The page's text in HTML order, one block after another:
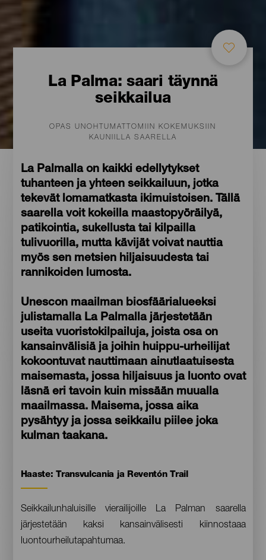
La Palma: saari täynnä
seikkailua
OPAS UNOHTUMATTOMIIN KOKEMUKSIIN
KAUNIILLA SAARELLA
La Palmalla on kaikki edellytykset
tuhanteen ja yhteen seikkailuun, jotka
tekevät lomamatkasta ikimuistoisen. Tällä
saarella voit kokeilla maastopyöräilyä,
patikointia, sukellusta tai kilpailla
tulivuorilla, mutta kävijät voivat nauttia
myös sen metsien hiljaisuudesta tai
rannikoiden lumosta.
Unescon maailman biosfäärialueeksi
julistamalla La Palmalla järjestetään
useita vuoristokilpailuja, joista osa on
kansainvälisiä ja joihin huippu-urheilijat
kokoontuvat nauttimaan ainutlaatuisesta
maisemasta, jossa hiljaisuus ja luonto ovat
läsnä eri tavoin kuin missään muualla
maailmassa. Maisema, jossa aika
pysähtyy ja jossa seikkailu piilee joka
kulman taakana.
Contenido
Haaste: Transvulcania ja Reventón Trail
Seikkailunhaluisille vierailijoille La Palman saarella
järjestetään kaksi kansainvälisesti kiinnostaaa
luontourheilutapahtumaa.